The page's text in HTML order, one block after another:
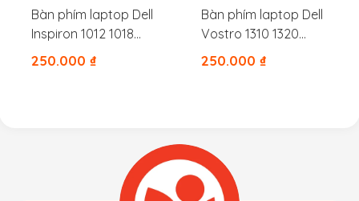
Bàn phím laptop Dell
Inspiron 1012 1018
V3272
250.000 ₫
Bàn phím laptop Dell
Vostro 1310 1320
1350 1510 2510 M1310
250.000 ₫